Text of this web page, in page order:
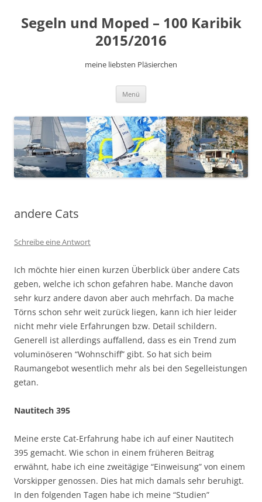
springen
Segeln und Moped – 100 Karibik
2015/2016
meine liebsten Pläsierchen
Menü
andere Cats
Schreibe eine Antwort
Ich möchte hier einen kurzen Überblick über andere Cats
geben, welche ich schon gefahren habe. Manche davon
sehr kurz andere davon aber auch mehrfach. Da mache
Törns schon sehr weit zurück liegen, kann ich hier leider
nicht mehr viele Erfahrungen bzw. Detail schildern.
Generell ist allerdings auffallend, dass es ein Trend zum
voluminöseren “Wohnschiff” gibt. So hat sich beim
Raumangebot wesentlich mehr als bei den Segelleistungen
getan.
Nautitech 395
Meine erste Cat-Erfahrung habe ich auf einer Nautitech
395 gemacht. Wie schon in einem früheren Beitrag
erwähnt, habe ich eine zweitägige “Einweisung” von einem
Vorskipper genossen. Dies hat mich damals sehr beruhigt.
In den folgenden Tagen habe ich meine “Studien”